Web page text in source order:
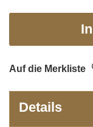
Auf die Merkliste
Details